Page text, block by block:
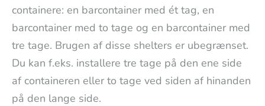
containere: en barcontainer med ét tag, en
barcontainer med to tage og en barcontainer med
tre tage. Brugen af disse shelters er ubegrænset.
Du kan f.eks. installere tre tage på den ene side
af containeren eller to tage ved siden af hinanden
på den lange side.